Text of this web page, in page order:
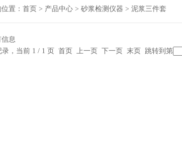
置： 首页 > 产品中心 > 砂浆检测仪器 > 泥浆三件套
息
录，当前 1 / 1 页 首页 上一页 下一页 末页 跳转到第